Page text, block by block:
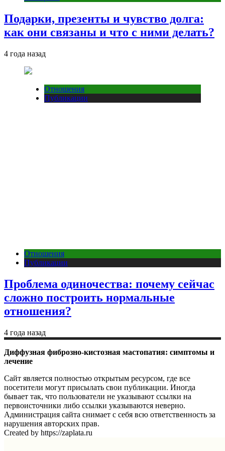
Подарки, презенты и чувство долга:
как они связаны и что с ними делать?
4 года назад
Отношения
Публикации
Отношения
Публикации
Проблема одиночества: почему сейчас
сложно построить нормальные
отношения?
4 года назад
Диффузная фиброзно-кистозная мастопатия: симптомы и
лечение
Сайт является полностью открытым ресурсом, где все
посетители могут присылать свои публикации. Иногда
бывает так, что пользователи не указывают ссылки на
первоисточники либо ссылки указываются неверно.
Администрация сайта снимает с себя всю ответственность за
нарушения авторских прав.
Created by https://zaplata.ru